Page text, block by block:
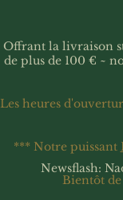
Offrant la livraison
de plus de 100 € ~
Les heures
*** Notre puissant
Bientôt
Newsflash: